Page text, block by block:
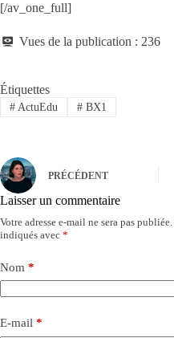
[/av_one_full]
Vues de la publication : 236
Étiquettes
#ActuEdu #BX1
PRÉCÉDENT
Laisser un commentaire
Votre adresse e-mail ne sera pas publiée.
indiqués avec *
Nom *
E-mail *